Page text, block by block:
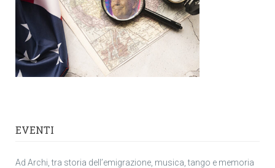
EVENTI
Ad Archi, tra storia dell’emigrazione, musica, tango e memoria